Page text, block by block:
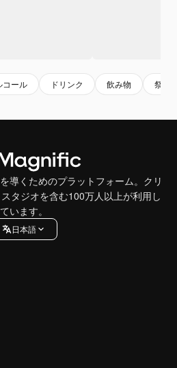
コール ドリンク 飲み物 祭り
導くためのプラットフォーム。クリ
タジオを含む100万人以上が利用し
ています。
日本語